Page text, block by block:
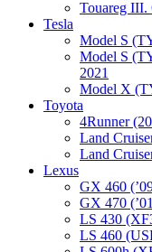
Touareg III.
Tesla
Model S
Model S
2021
Model X
Toyota
4Runner
Land
Land
Lexus
GX 460
GX 470
LS 430
LS 460